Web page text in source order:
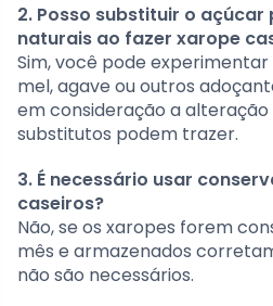
2. Posso substituir o
naturais ao fazer xarope
Sim, você pode
mel, agave ou outros
em consideração a alteração
substitutos podem trazer.
3. É necessário usar
caseiros?
Não, se os xaropes forem
mês e armazenados
não são necessários.